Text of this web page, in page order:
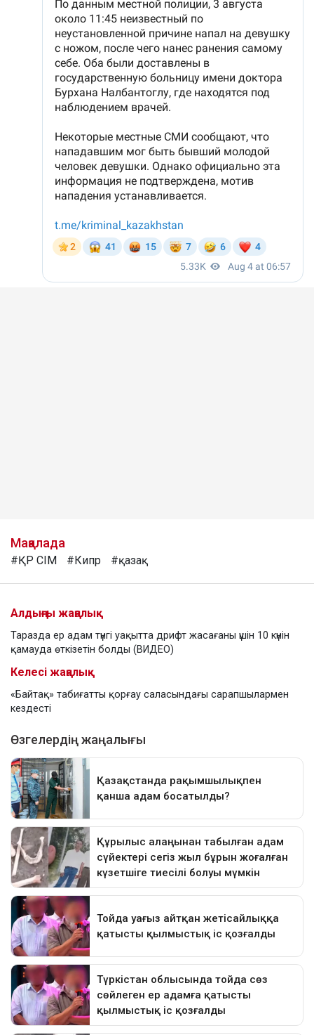
Мақалада
#ҚР СІМ #Кипр #қазақ
Алдыңғы жаңалық
Таразда ер адам түнгі уақытта дрифт жасағаны үшін 10 күнін
қамауда өткізетін болды (ВИДЕО)
Келесі жаңалық
«Байтақ» табиғатты қорғау саласындағы сарапшылармен
кездесті